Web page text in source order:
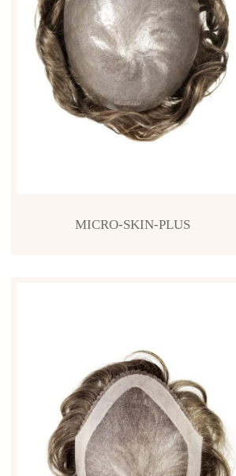
MICRO-SKIN-PLUS